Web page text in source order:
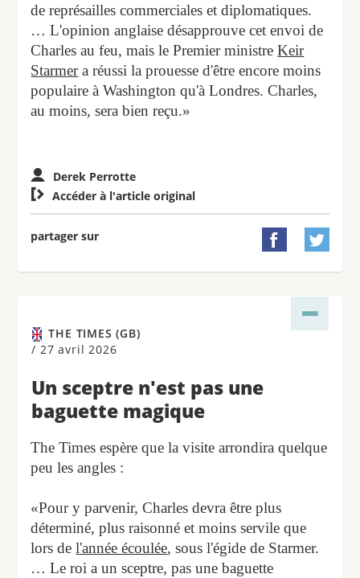
de représailles commerciales et diplomatiques.
… L'opinion anglaise désapprouve cet envoi de
Charles au feu, mais le Premier ministreKeir
Starmera réussi la prouesse d'être encore moins
populaire à Washington qu'à Londres. Charles,
au moins, sera bien reçu.»
Derek Perrotte
 Accéder à l'article original
partager sur  
THE TIMES (GB)
/ 27 avril 2026
Un sceptre n'est pas une
baguette magique
The Times espère que la visite arrondira quelque
peu les angles :
«Pour y parvenir, Charles devra être plus
déterminé, plus raisonné et moins servile que
lors del'année écoulée, sous l'égide de Starmer.
… Le roi a un sceptre, pas une baguette